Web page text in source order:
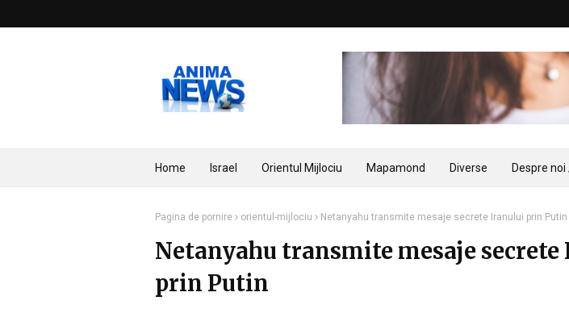
Home Israel Orientul Mijlociu Mapamond Diverse Despre
Pagina de pornire orientul-mijlociu Netanyahu transmite mesaje secrete Iranului prin Putin
Netanyahu transmite mesaje
prin Putin